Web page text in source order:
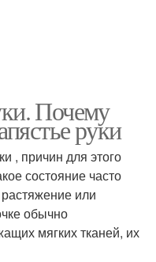
Почему
руки
, причин для этого
состояние часто
или
обычно
мягких тканей, их